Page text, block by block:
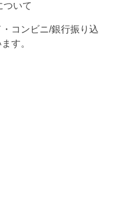
ついて
コンビニ/銀行振り込
す。